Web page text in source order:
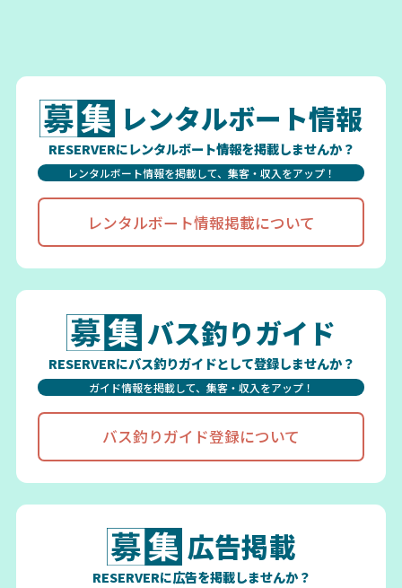
レンタルボート情報
RESERVERにレンタルボート情報を掲載しませんか？
レンタルボート情報を掲載して、集客・収入をアップ！
レンタルボート情報掲載について
バス釣りガイド
RESERVERにバス釣りガイドとして登録しませんか？
ガイド情報を掲載して、集客・収入をアップ！
バス釣りガイド登録について
広告掲載
RESERVERに広告を掲載しませんか？